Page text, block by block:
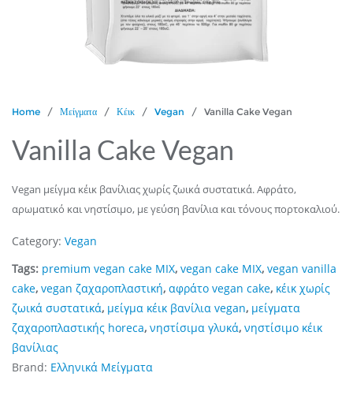
Home / Μείγματα / Κέικ / Vegan / Vanilla Cake Vegan
Vanilla Cake Vegan
Vegan μείγμα κέικ βανίλιας χωρίς ζωικά συστατικά. Αφράτο,
αρωματικό και νηστίσιμο, με γεύση βανίλια και τόνους πορτοκαλιού.
Category: Vegan
Tags: premium vegan cake MIX, vegan cake MIX, vegan vanilla
cake, vegan ζαχαροπλαστική, αφράτο vegan cake, κέικ χωρίς
ζωικά συστατικά, μείγμα κέικ βανίλια vegan, μείγματα
ζαχαροπλαστικής horeca, νηστίσιμα γλυκά, νηστίσιμο κέικ
βανίλιας
Brand: Ελληνικά Μείγματα